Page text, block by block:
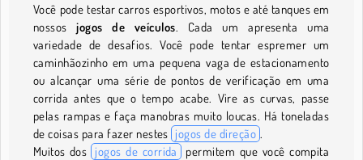
Você pode testar carros esportivos, motos e até tanques em
nossosjogos de veículos. Cada um apresenta uma
variedade de desafios. Você pode tentar espremer um
caminhãozinho em uma pequena vaga de estacionamento
ou alcançar uma série de pontos de verificação em uma
corrida antes que o tempo acabe. Vire as curvas, passe
pelas rampas e faça manobras muito loucas. Há toneladas
de coisas para fazer nestes jogos de direção .
Muitos dos jogos de corrida permitem que você compita